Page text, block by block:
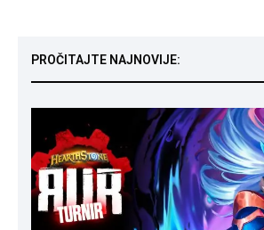
PROČITAJTE NAJNOVIJE: